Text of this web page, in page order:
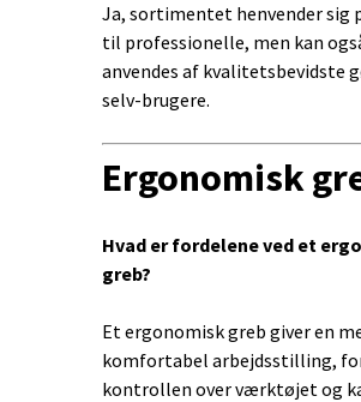
Ja, sortimentet henvender
til professionelle, men kan
anvendes af kvalitetsbevidste
selv-brugere.
Ergonomisk
Hvad er fordelene ved et
greb?
Et ergonomisk greb giver en
komfortabel arbejdsstilling,
kontrollen over værktøjet og